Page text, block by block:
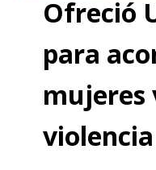
Ofreció
para
mujeres
violencia